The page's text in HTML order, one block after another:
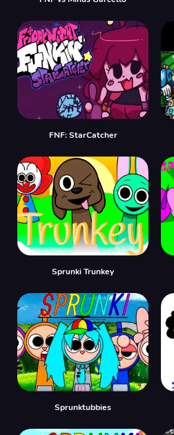
FNF: StarCatcher
Sprunki Trunkey
Sprunktubbies